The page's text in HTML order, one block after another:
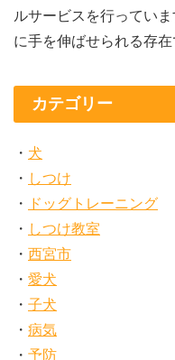
ルサービスを行ってい
に手を伸ばせられる存
カテゴリー
犬
しつけ
ドッグトレーニング
しつけ教室
西宮市
愛犬
子犬
病気
予防